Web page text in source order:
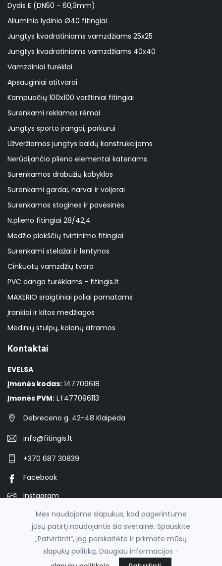
Dydis E (DN50 - 60,3mm)
Aliuminio lydinio Ø40 fitingiai
Jungtys kvadratiniams vamzdžiams 25x25
Jungtys kvadratiniams vamzdžiams 40x40
Vamzdiniai turėklai
Apsauginiai atitvarai
Kampuočių 100x100 varžtiniai fitingiai
Surenkami reklamos rėmai
Jungtys sporto įrangai, parkūrui
Užveržiamos jungtys baldų konstrukcijoms
Nerūdijančio plieno elementai kateriams
Surenkamos drabužių kabyklos
Surenkami gardai, narvai ir voljerai
Surenkamos stoginės ir pavėsinės
N.plieno fitingiai 28/42,4
Medžio plokščių tvirtinimo fitingiai
Surenkami stelažai ir lentynos
Cinkuotų vamzdžių tvora
PVC danga turėklams - fitingis.lt
MAXERIO sraigtiniai poliai pamatams
Įrankiai ir kitos medžiagos
Medinių stulpų, kolonų atramos
Kontaktai
EVELSA
Įmonės kodas: 147709618
Įmonės PVM: LT477096113
Debreceno g. 42-48 Klaipėda
info@fitingis.lt
+370 687 30839
Facebook
Instagram
© 2026 Veržiami fitingiai vamzdžių konstrukcijoms -
Mes naudojame slapukus, kad pagerintume
jūsų patirtį naudojantis šia svetaine. Spauskite
„Patvirtinti“, jog perskaitėte ir priimate mūsų
slapukų politiką. Daugiau informacijos -